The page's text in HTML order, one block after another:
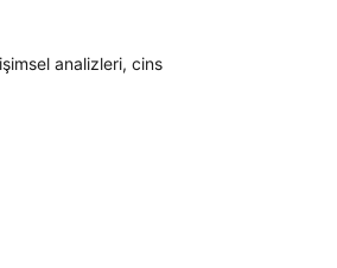
analizleri, cins